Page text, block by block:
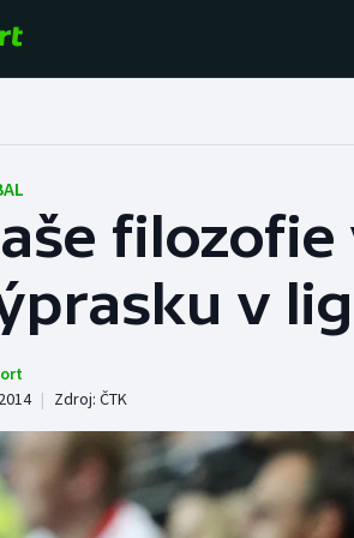
Baseball a softbal
Basketbal
Boby a skeleton
Box
v
| Zdroj: ČTK